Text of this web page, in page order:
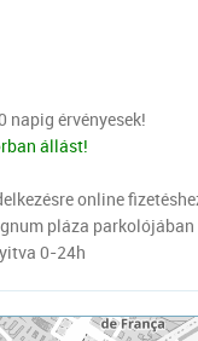
napig érvényesek!
állást!
online
pláza
0-24h